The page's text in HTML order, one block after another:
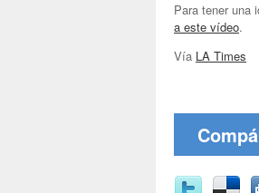
Para tener una
a este vídeo.
Vía LA Times